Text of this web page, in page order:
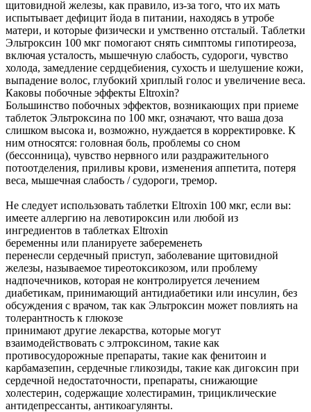
щитовидной железы, как правило, из-за того, что их мать
испытывает дефицит йода в питании, находясь в утробе
матери, и которые физически и умственно отсталый. Таблетки
Эльтроксин 100 мкг помогают снять симптомы гипотиреоза,
включая усталость, мышечную слабость, судороги, чувство
холода, замедление сердцебиения, сухость и шелушение кожи,
выпадение волос, глубокий хриплый голос и увеличение веса.
Каковы побочные эффекты Eltroxin?
Большинство побочных эффектов, возникающих при приеме
таблеток Эльтроксина по 100 мкг, означают, что ваша доза
слишком высока и, возможно, нуждается в корректировке. К
ним относятся: головная боль, проблемы со сном
(бессонница), чувство нервного или раздражительного
потоотделения, приливы крови, изменения аппетита, потеря
веса, мышечная слабость / судороги, тремор.
Не следует использовать таблетки Eltroxin 100 мкг, если вы:
имеете аллергию на левотироксин или любой из
ингредиентов в таблетках Eltroxin
беременны или планируете забеременеть
перенесли сердечный приступ, заболевание щитовидной
железы, называемое тиреотоксикозом, или проблему
надпочечников, которая не контролируется лечением
диабетикам, принимающий антидиабетики или инсулин, без
обсуждения с врачом, так как Эльтроксин может повлиять на
толерантность к глюкозе
принимают другие лекарства, которые могут
взаимодействовать с элтроксином, такие как
противосудорожные препараты, такие как фенитоин и
карбамазепин, сердечные гликозиды, такие как дигоксин при
сердечной недостаточности, препараты, снижающие
холестерин, содержащие холестирамин, трициклические
антидепрессанты, антикоагулянты.